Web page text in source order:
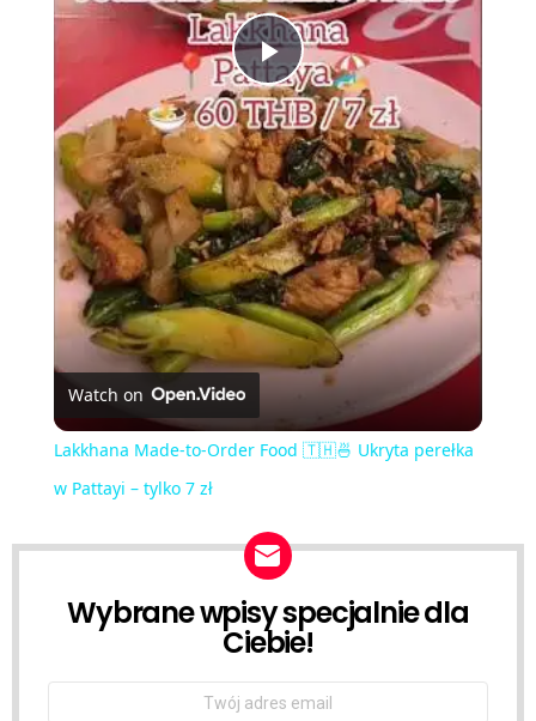
Play
Video
Watch on
Lakkhana Made-to-Order Food 🇹🇭🍜 Ukryta perełka
w Pattayi – tylko 7 zł
NEWSLETTER
Wybrane wpisy specjalnie dla
Ciebie!
Email